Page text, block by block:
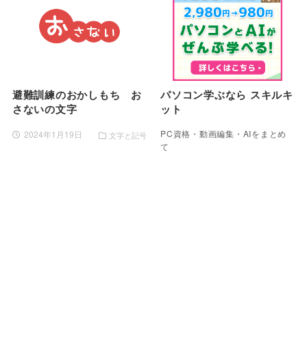
避難訓練のおかしもち お
さないの文字
2024年1月19日 文字と記号
パソコン学ぶなら スキルキ
ット
PC資格・動画編集・AIをまとめ
て